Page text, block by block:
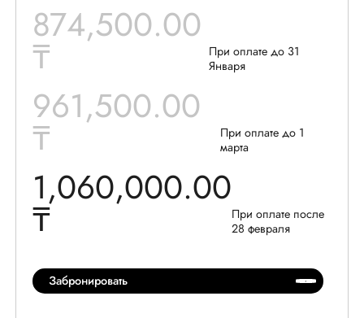
874,500.00
₸
При оплате до 31
Января
961,500.00
₸
При оплате до 1
марта
1,060,000.00
₸
При оплате после
28 февраля
Забронировать